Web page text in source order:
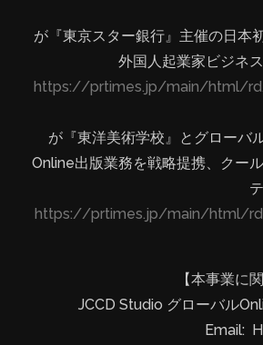
『JCCD Studio』が『東京スター銀行』主催の日本
外国人起業家ビジネ
https://prtimes.jp/main/html/
『JCCD Studio』が『東洋美術学校』とグローバ
Online出版業務を戦略提携、クー
https://prtimes.jp/main/html/